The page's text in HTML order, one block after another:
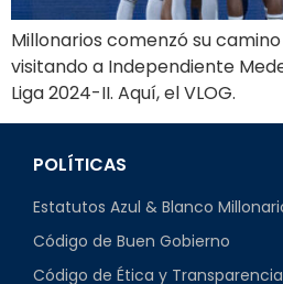
Millonarios comenzó su
visitando a Independiente
Liga 2024-II. Aquí, el VLOG.
POLÍTICAS
Estatutos Azul & Blanco
Código de Buen Gobierno
Código de Ética y Transparencia